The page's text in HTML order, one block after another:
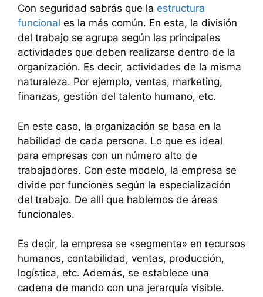
Con seguridad sabrás que la estructura
funcional es la más común. En esta, la división
del trabajo se agrupa según las principales
actividades que deben realizarse dentro de la
organización. Es decir, actividades de la misma
naturaleza. Por ejemplo, ventas, marketing,
finanzas, gestión del talento humano, etc.
En este caso, la organización se basa en la
habilidad de cada persona. Lo que es ideal
para empresas con un número alto de
trabajadores. Con este modelo, la empresa se
divide por funciones según la especialización
del trabajo. De allí que hablemos de áreas
funcionales.
Es decir, la empresa se «segmenta» en recursos
humanos, contabilidad, ventas, producción,
logística, etc. Además, se establece una
cadena de mando con una jerarquía visible.